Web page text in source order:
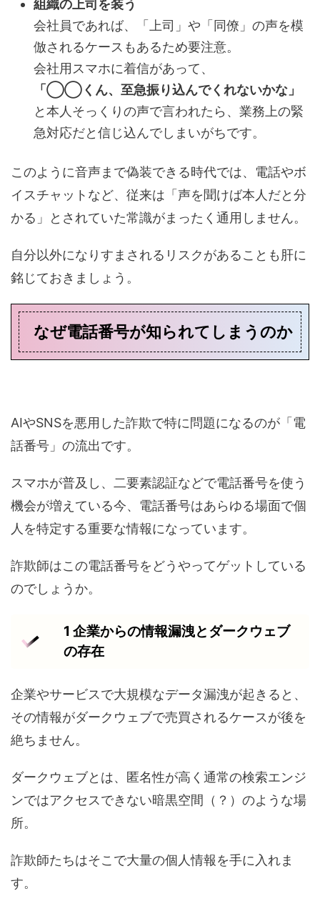
組織の上司を装う
会社員であれば、「上司」や「同僚」の声を模
倣されるケースもあるため要注意。
会社用スマホに着信があって、
「◯◯くん、至急振り込んでくれないかな」
と本人そっくりの声で言われたら、業務上の緊
急対応だと信じ込んでしまいがちです。
このように音声まで偽装できる時代では、電話やボ
イスチャットなど、従来は「声を聞けば本人だと分
かる」とされていた常識がまったく通用しません。
自分以外になりすまされるリスクがあることも肝に
銘じておきましょう。
なぜ電話番号が知られてしまうのか
AIやSNSを悪用した詐欺で特に問題になるのが「電
話番号」の流出です。
スマホが普及し、二要素認証などで電話番号を使う
機会が増えている今、電話番号はあらゆる場面で個
人を特定する重要な情報になっています。
詐欺師はこの電話番号をどうやってゲットしている
のでしょうか。
1 企業からの情報漏洩とダークウェブ
の存在
企業やサービスで大規模なデータ漏洩が起きると、
その情報がダークウェブで売買されるケースが後を
絶ちません。
ダークウェブとは、匿名性が高く通常の検索エンジ
ンではアクセスできない暗黒空間（？）のような場
所。
詐欺師たちはそこで大量の個人情報を手に入れま
す。